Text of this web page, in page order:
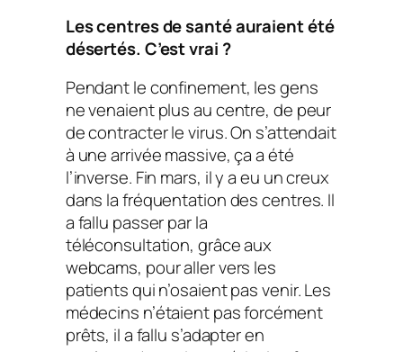
Les centres de santé auraient été
désertés. C’est vrai ?
Pendant le confinement, les gens
ne venaient plus au centre, de peur
de contracter le virus. On s’attendait
à une arrivée massive, ça a été
l’inverse. Fin mars, il y a eu un creux
dans la fréquentation des centres. Il
a fallu passer par la
téléconsultation, grâce aux
webcams, pour aller vers les
patients qui n’osaient pas venir. Les
médecins n’étaient pas forcément
prêts, il a fallu s’adapter en